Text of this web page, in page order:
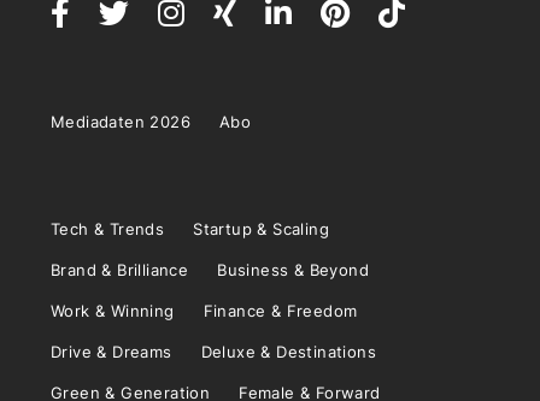
Mediadaten 2026 Abo
Tech & Trends Startup & Scaling
Brand & Brilliance Business & Beyond
Work & Winning Finance & Freedom
Drive & Dreams Deluxe & Destinations
Green & Generation Female & Forward